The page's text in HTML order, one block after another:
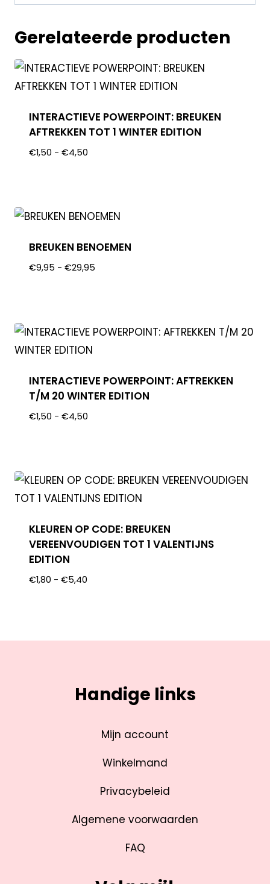
Gerelateerde producten
INTERACTIEVE POWERPOINT: BREUKEN
AFTREKKEN TOT 1 WINTER EDITION
€1,50 - €4,50
BREUKEN BENOEMEN
€9,95 - €29,95
INTERACTIEVE POWERPOINT: AFTREKKEN
T/M 20 WINTER EDITION
€1,50 - €4,50
KLEUREN OP CODE: BREUKEN
VEREENVOUDIGEN TOT 1 VALENTIJNS
EDITION
€1,80 - €5,40
Handige links
Mijn account
Winkelmand
Privacybeleid
Algemene voorwaarden
FAQ